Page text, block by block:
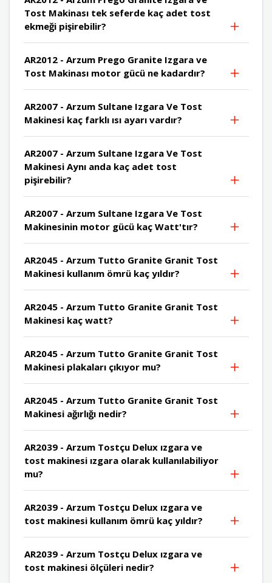
Tost Makinası tek seferde kaç adet tost
ekmeği pişirebilir?
AR2012 - Arzum Prego Granite Izgara ve
Tost Makinası motor gücü ne kadardır?
AR2007 - Arzum Sultane Izgara Ve Tost
Makinesi kaç farklı ısı ayarı vardır?
AR2007 - Arzum Sultane Izgara Ve Tost
Makinesi Aynı anda kaç adet tost
pişirebilir?
AR2007 - Arzum Sultane Izgara Ve Tost
Makinesinin motor gücü kaç Watt'tır?
AR2045 - Arzum Tutto Granite Granit Tost
Makinesi kullanım ömrü kaç yıldır?
AR2045 - Arzum Tutto Granite Granit Tost
Makinesi kaç watt?
AR2045 - Arzum Tutto Granite Granit Tost
Makinesi plakaları çıkıyor mu?
AR2045 - Arzum Tutto Granite Granit Tost
Makinesi ağırlığı nedir?
AR2039 - Arzum Tostçu Delux ızgara ve
tost makinesi ızgara olarak kullanılabiliyor
mu?
AR2039 - Arzum Tostçu Delux ızgara ve
tost makinesi kullanım ömrü kaç yıldır?
AR2039 - Arzum Tostçu Delux ızgara ve
tost makinesi ölçüleri nedir?